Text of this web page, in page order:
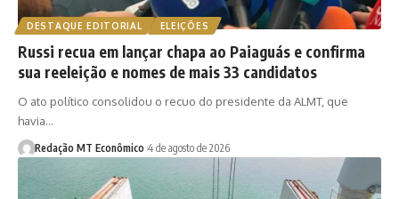
DESTAQUE EDITORIAL ELEIÇÕES
Russi recua em lançar chapa ao Paiaguás e confirma
sua reeleição e nomes de mais 33 candidatos
O ato político consolidou o recuo do presidente da ALMT, que
havia…
Redação MT Econômico 4 de agosto de 2026